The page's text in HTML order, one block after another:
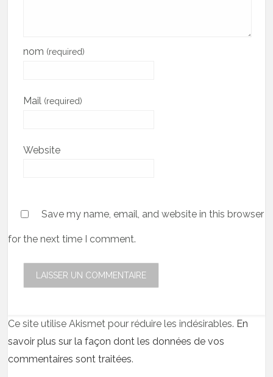
nom (required)
Mail (required)
Website
Save my name, email, and website in this browser
for the next time I comment.
Ce site utilise Akismet pour réduire les indésirables. En
savoir plus sur la façon dont les données de vos
commentaires sont traitées.